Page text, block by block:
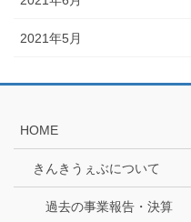
2021年5月
HOME
きんきうぇぶについて
過去の事業報告・決算